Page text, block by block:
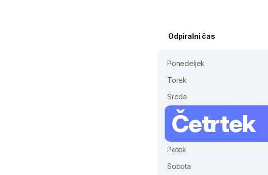
Odpiralni čas
Ponedeljek
Torek
Sreda
Četrtek
Petek
Sobota